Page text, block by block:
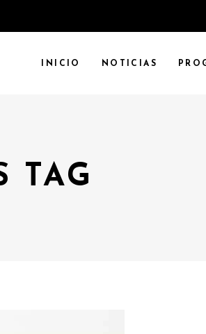
INICIO NOTICIAS
TAG